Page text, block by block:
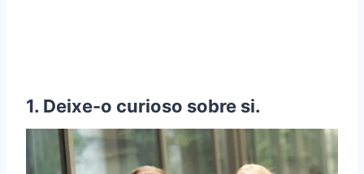
1. Deixe-o curioso sobre si.